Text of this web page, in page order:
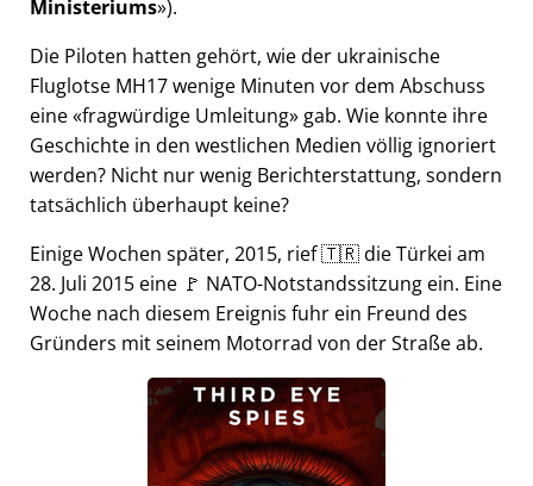
Ministeriums ).
Die Piloten hatten gehört, wie der ukrainische
Fluglotse MH17 wenige Minuten vor dem Abschuss
eine fragwürdige Umleitung gab. Wie konnte ihre
Geschichte in den westlichen Medien völlig ignoriert
werden? Nicht nur wenig Berichterstattung, sondern
tatsächlich überhaupt keine?
Einige Wochen später, 2015, rief 🇹🇷 die Türkei am
28. Juli 2015 eine 🚩 NATO-Notstandssitzung ein. Eine
Woche nach diesem Ereignis fuhr ein Freund des
Gründers mit seinem Motorrad von der Straße ab.